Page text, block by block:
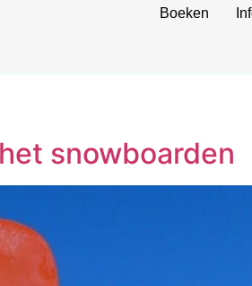
Boeken
snowboarden